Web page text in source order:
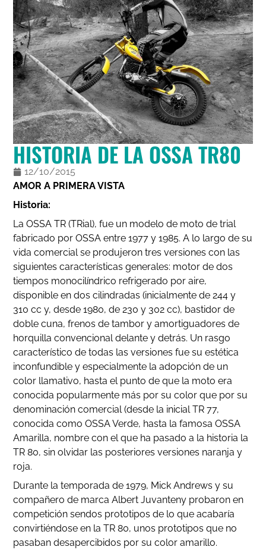
HISTORIA DE LA OSSA TR80
12/10/2015
AMOR A PRIMERA VISTA
Historia:
La OSSA TR (TRial), fue un modelo de moto de trial
fabricado por OSSA entre 1977 y 1985. A lo largo de su
vida comercial se produjeron tres versiones con las
siguientes características generales: motor de dos
tiempos monocilíndrico refrigerado por aire,
disponible en dos cilindradas (inicialmente de 244 y
310 cc y, desde 1980, de 230 y 302 cc), bastidor de
doble cuna, frenos de tambor y amortiguadores de
horquilla convencional delante y detrás. Un rasgo
característico de todas las versiones fue su estética
inconfundible y especialmente la adopción de un
color llamativo, hasta el punto de que la moto era
conocida popularmente más por su color que por su
denominación comercial (desde la inicial TR 77,
conocida como OSSA Verde, hasta la famosa OSSA
Amarilla, nombre con el que ha pasado a la historia la
TR 80, sin olvidar las posteriores versiones naranja y
roja.
Durante la temporada de 1979, Mick Andrews y su
compañero de marca Albert Juvanteny probaron en
competición sendos prototipos de lo que acabaría
convirtiéndose en la TR 80, unos prototipos que no
pasaban desapercibidos por su color amarillo.